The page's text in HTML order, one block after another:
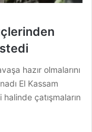
hazır olmalarını
El Kassam
çatışmaların